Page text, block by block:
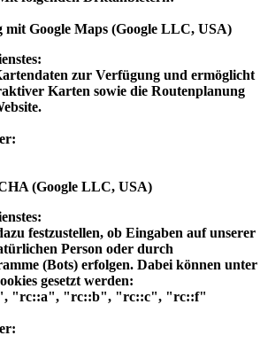
Google Maps (Google LLC, USA)
zur Verfügung und ermöglicht
Karten sowie die Routenplanung
(Google LLC, USA)
festzustellen, ob Eingaben auf unserer
Person oder durch
(Bots) erfolgen. Dabei können unter
gesetzt werden:
"rc::a", "rc::b", "rc::c", "rc::f"